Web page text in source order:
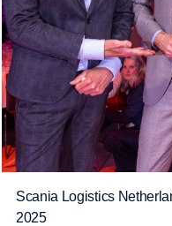
Scania Logistics
2025